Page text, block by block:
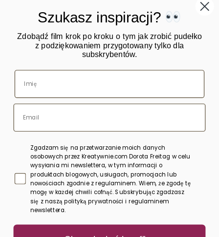
Kursy online
Bony upominkowe
Polityka prywatności
Regulamin
Szukasz inspiracji?
Zdobądź film krok po kroku o tym jak zrobić pudełko
z podziękowaniem przygotowany tylko dla
subskrybentów.
Zgadzam się na przetwarzanie moich danych
osobowych przez Kreatywnie.com Dorota Freitag w celu
wysyłania mi newslettera, w tym informacji o
produktach blogowych, usługach, promocjach lub
nowościach zgodnie z regulaminem. Wiem, że zgodę tę
mogę w każdej chwili cofnąć. Subskrybując zgadzasz
się z naszą polityką prywatności i regulaminem
newslettera.